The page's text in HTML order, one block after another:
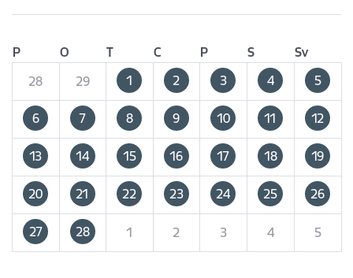
P O T C P S
Sv
28
29 1 2 3 4 5
6 7 8 9 10 11 12
13 14 15 16 17 18 19
20 21 22 23 24 25 26
27 28 1 2 3 4 5